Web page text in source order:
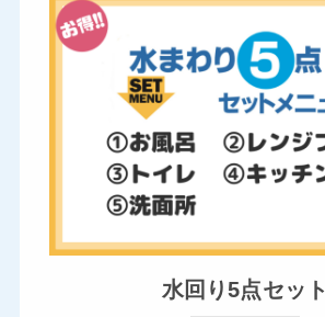
水回り5点セット